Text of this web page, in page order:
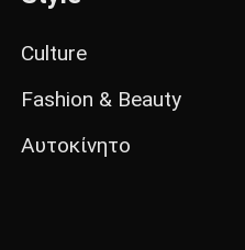
Culture
Fashion & Beauty
Αυτοκίνητο